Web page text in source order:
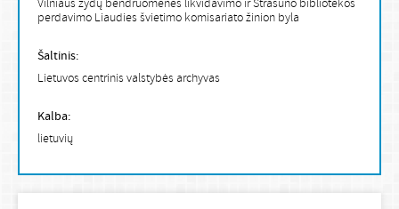
Vilniaus žydų bendruomenės likvidavimo ir Strašuno bibliotekos
perdavimo Liaudies švietimo komisariato žinion byla
Šaltinis:
Lietuvos centrinis valstybės archyvas
Kalba:
lietuvių